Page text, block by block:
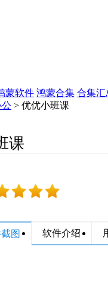
蒙软件 鸿蒙合集 合集汇
公 > 优优小班课
课
图 软件介绍